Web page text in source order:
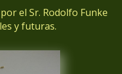
el Sr. Rodolfo Funke
y futuras.